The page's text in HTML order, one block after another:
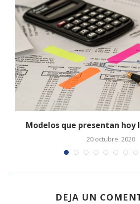
Modelos que presentan hoy
20 octubre, 2020
DEJA UN